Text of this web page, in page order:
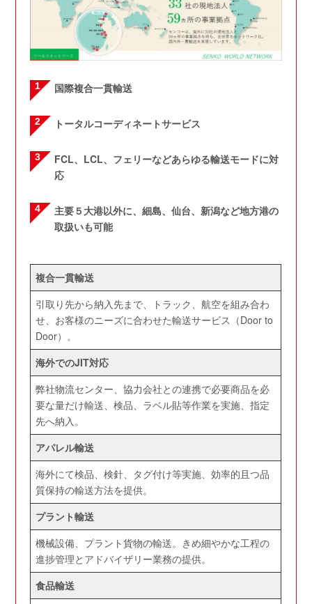
国際複合一貫輸送
トータルコーディネートサービス
FCL、LCL、フェリーなどあらゆる輸送モードに対
応
主要５大港以外に、細島、仙台、新潟など地方港の
取扱いも可能
複合一貫輸送
引取り先から納入先まで、トラック、航空を組み合わ
せ、お客様のニーズに合わせた輸送サービス（Door to
Door）。
海外でのJIT対応
弊社物流センター、協力会社との連携で必要商品を必
要な量だけ輸送、検品、ラベル貼等作業を実施、指定
先へ納入。
アパレル輸送
海外にて検品、検針、タグ付け等実施、効率的且つ品
質保持の輸送方法を提供。
プラント輸送
機械設備、プラント貨物の輸送。きめ細やかな工程の
進捗管理とアドバイザリー業務の提供。
食品輸送